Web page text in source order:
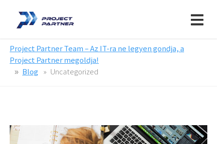
Project Partner Team – Az IT-ra ne legyen gondja, a
Project Partner megoldja!
Blog
Uncategorized